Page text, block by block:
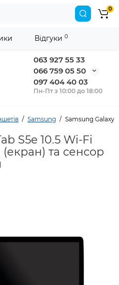
063 927 55 33
066 759 05 50
097 404 40 03
Пн-Пт з 10:00 до 18:00
0
Samsung Samsung Galaxy
S5e 10.5 Wi-Fi
та сенсор
Відгуки 0